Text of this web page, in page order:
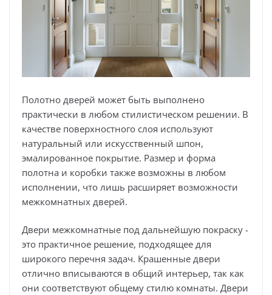
Полотно дверей может быть выполнено
практически в любом стилистическом решении. В
качестве поверхностного слоя используют
натуральный или искусственный шпон,
эмалированное покрытие. Размер и форма
полотна и коробки также возможны в любом
исполнении, что лишь расширяет возможности
межкомнатных дверей.
Двери межкомнатные под дальнейшую покраску -
это практичное решение, подходящее для
широкого перечня задач. Крашенные двери
отлично вписываются в общий интерьер, так как
они соответствуют общему стилю комнаты. Двери